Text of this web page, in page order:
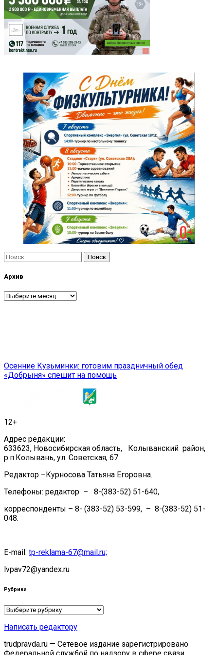
Найти:
Архив
Архив
Навигация
по
Осенние Кузьминки: готовим праздничный обед
«Добрыня» спешит на помощь
12+
Адрес редакции:
633623, Новосибирская область, Колыванский район,
р.п.Колывань, ул. Советская, 67
Редактор –Курносова Татьяна Егоровна.
Телефоны: редактор – 8-(383-52) 51-640,
корреспонденты – 8- (383-52) 53-599, – 8-(383-52) 51-
048.
E-mail: tp-reklama-67@mail.ru;
lvpav72@yandex.ru
Рубрики
Рубрики
Написать редактору
trudpravda.ru — Сетевое издание зарегистрировано